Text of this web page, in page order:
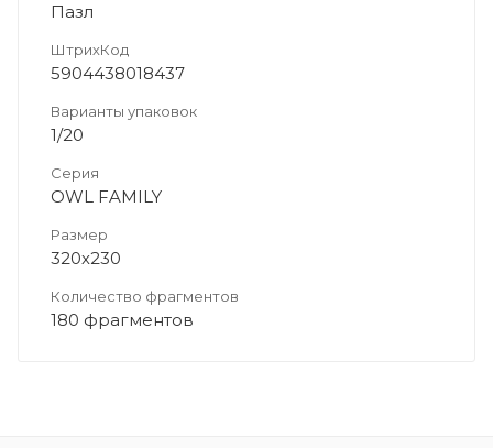
Пазл
ШтрихКод
5904438018437
Варианты упаковок
1/20
Серия
OWL FAMILY
Размер
320х230
Количество фрагментов
180 фрагментов